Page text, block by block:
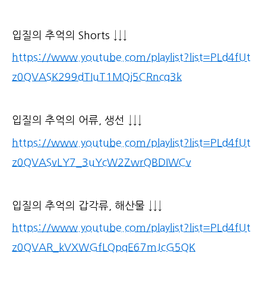
입질의 추억의 Shorts ↓↓↓
https://www.youtube.com/playlist?list=PLd4fUt
z0QVASK299dTIuT1MQj5CRncq3k
입질의 추억의 어류, 생선 ↓↓↓
https://www.youtube.com/playlist?list=PLd4fUt
z0QVASvLY7_3uYcW2ZwrQBDIWCv
입질의 추억의 갑각류, 해산물 ↓↓↓
https://www.youtube.com/playlist?list=PLd4fUt
z0QVAR_kVXWGfLQpqE67mJcG5QK